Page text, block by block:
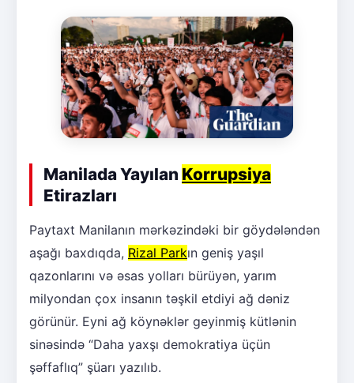
Manilada Yayılan Korrupsiya
Etirazları
Paytaxt Manilanın mərkəzindəki bir göydələndən
aşağı baxdıqda, Rizal Parkın geniş yaşıl
qazonlarını və əsas yolları bürüyən, yarım
milyondan çox insanın təşkil etdiyi ağ dəniz
görünür. Eyni ağ köynəklər geyinmiş kütlənin
sinəsində “Daha yaxşı demokratiya üçün
şəffaflıq” şüarı yazılıb.